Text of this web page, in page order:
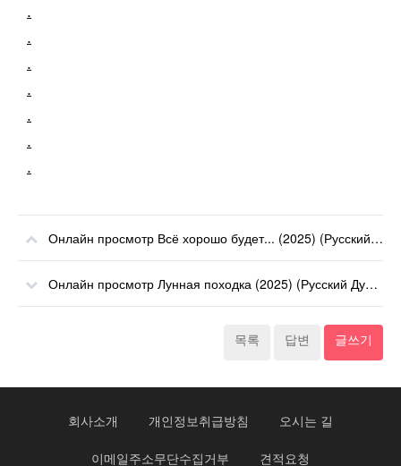
.
.
.
.
.
.
.
Онлайн просмотр Всё хорошо будет... (2025) (Русский Дубляж) онлайн
Онлайн просмотр Лунная походка (2025) (Русский Дубляж) онлайн
목록 답변 글쓰기
회사소개 개인정보취급방침 오시는 길
이메일주소무단수집거부 견적요청